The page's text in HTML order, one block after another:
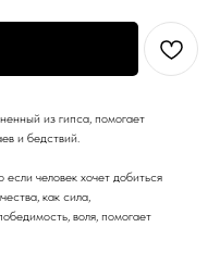
из гипса, помогает
и бедствий.
человек хочет добиться
как сила,
воля, помогает